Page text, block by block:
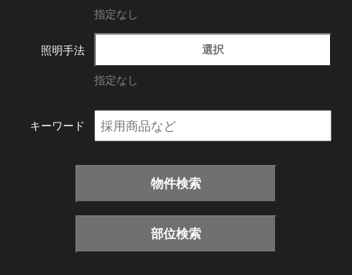
指定なし
照明手法 選択
指定なし
キーワード
物件検索
部位検索